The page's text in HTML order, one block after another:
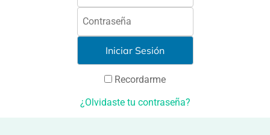
Recordarme
¿Olvidaste tu contraseña?